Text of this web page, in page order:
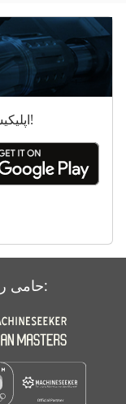
اپلیکیشن شماره ۱ برای ماشین‌آلات دست دوم!
Machine-Seeker.ir حامی رسمی: